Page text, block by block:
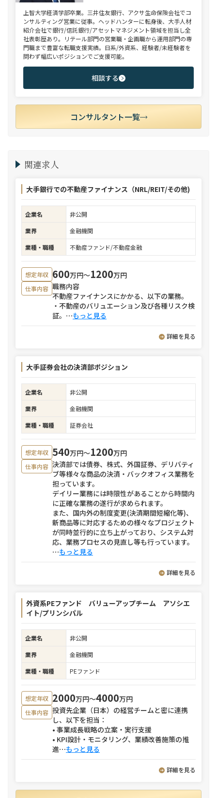
上智大学経済学部卒業。三井住友銀行、アクサ生命保険会社でコ
ンサルティング営業に従事。ヘッドハンターに転身後、大手人材
紹介会社で銀行/信託銀行/アセットマネジメント領域を担当し全
社表彰歴あり。リテール部門の営業職・企画職から運用部門の専
門職まで豊富な転職支援実績。日系/外資系、経験者/未経験者を
問わず幅広いポジションでご支援可能。
相談する
コンサルタント一覧
関連求人
大手銀行での不動産ファイナンス（NRL/REIT/その他)
企業名
非公開
業界
金融機関
業種・職種
不動産ファンド/不動産金融
想定年収 600万円〜1200万円
仕事内容 職務内容
不動産ファイナンスにかかる、以下の業務。
・不動産のバリュエーション及び各種リスク検
証。 ⋯もっと見る
詳細を見る
大手証券会社の決済部ポジション
企業名
非公開
業界
金融機関
業種・職種
証券会社
想定年収 540万円〜1200万円
仕事内容 決済部では債券、株式、外国証券、デリバティ
ブ等様々な商品の決済・バックオフィス業務を
担っています。
デイリー業務には時限性があることから時間内
に正確な業務の遂行が求められます。
また、国内外の制度変更(決済期間短縮化等)、
新商品等に対応するための様々なプロジェクト
が同時並行的に立ち上がっており、システム対
応、業務プロセスの見直し等も行っています。
⋯もっと見る
詳細を見る
外資系PEファンド バリューアップチーム アソシエ
イト/プリンシパル
企業名
非公開
業界
金融機関
業種・職種
PEファンド
想定年収 2000万円〜4000万円
仕事内容 投資先企業（日本）の経営チームと密に連携
し、以下を担当：
• 事業成長戦略の立案・実行支援
• KPI設計・モニタリング、業績改善施策の推
進⋯もっと見る
詳細を見る